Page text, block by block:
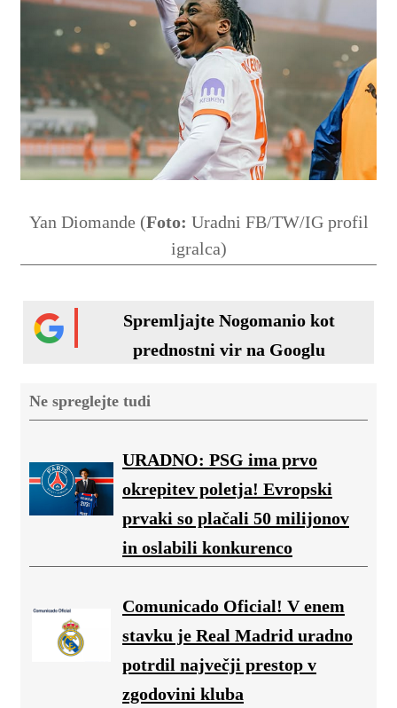
Yan Diomande (Foto: Uradni FB/TW/IG profil
igralca)
Spremljajte Nogomanio kot
prednostni vir na Googlu
Ne spreglejte tudi
URADNO: PSG ima prvo
okrepitev poletja! Evropski
prvaki so plačali 50 milijonov
in oslabili konkurenco
Comunicado Oficial! V enem
stavku je Real Madrid uradno
potrdil največji prestop v
zgodovini kluba